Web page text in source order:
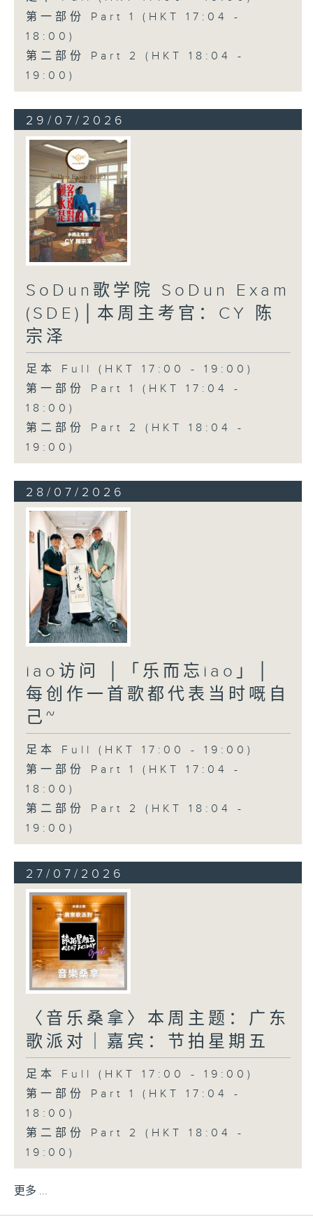
第一部份 Part 1 (HKT 17:04 -
18:00)
第二部份 Part 2 (HKT 18:04 -
19:00)
29/07/2026
SoDun歌学院 SoDun Exam
(SDE)│本周主考官：CY 陈
宗泽
足本 Full (HKT 17:00 - 19:00)
第一部份 Part 1 (HKT 17:04 -
18:00)
第二部份 Part 2 (HKT 18:04 -
19:00)
28/07/2026
iao访问 │「乐而忘iao」│
每创作一首歌都代表当时嘅自
己~
足本 Full (HKT 17:00 - 19:00)
第一部份 Part 1 (HKT 17:04 -
18:00)
第二部份 Part 2 (HKT 18:04 -
19:00)
27/07/2026
〈音乐桑拿〉本周主题：广东
歌派对｜嘉宾：节拍星期五
足本 Full (HKT 17:00 - 19:00)
第一部份 Part 1 (HKT 17:04 -
18:00)
第二部份 Part 2 (HKT 18:04 -
19:00)
更多 ...